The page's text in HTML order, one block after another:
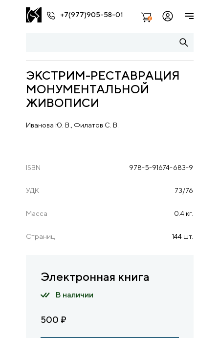
+7(977)905-58-01 2
ЭКСТРИМ-РЕСТАВРАЦИЯ
МОНУМЕНТАЛЬНОЙ
ЖИВОПИСИ
Иванова Ю. В., Филатов С. В.
ISBN 978-5-91674-683-9
УДК 73/76
Масса 0.4 кг.
Страниц 144 шт.
Электронная книга
В наличии
500 ₽